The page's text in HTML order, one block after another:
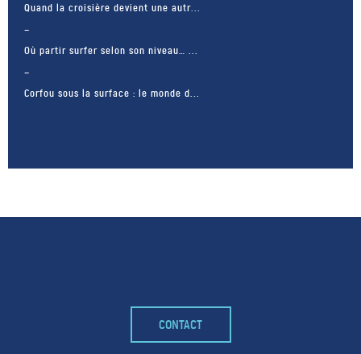
Quand la croisière devient une autr...
Où partir surfer selon son niveau… ...
Corfou sous la surface : le monde d...
POUR LIKER
CONTACT